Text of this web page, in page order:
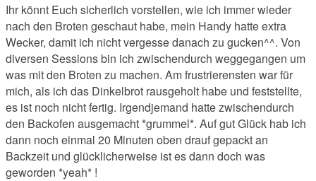
Ihr könnt Euch sicherlich vorstellen, wie ich immer wieder
nach den Broten geschaut habe, mein Handy hatte extra
Wecker, damit ich nicht vergesse danach zu gucken^^. Von
diversen Sessions bin ich zwischendurch weggegangen um
was mit den Broten zu machen. Am frustrierensten war für
mich, als ich das Dinkelbrot rausgeholt habe und feststellte,
es ist noch nicht fertig. Irgendjemand hatte zwischendurch
den Backofen ausgemacht *grummel*. Auf gut Glück hab ich
dann noch einmal 20 Minuten oben drauf gepackt an
Backzeit und glücklicherweise ist es dann doch was
geworden *yeah* !